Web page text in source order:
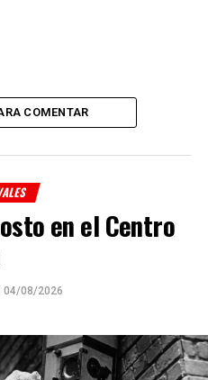
COMENTAR
en el Centro
04/08/2026